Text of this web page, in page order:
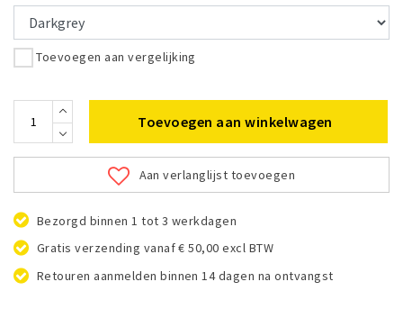
Toevoegen aan vergelijking
Toevoegen aan winkelwagen
Aan verlanglijst toevoegen
Bezorgd binnen 1 tot 3 werkdagen
Gratis verzending vanaf € 50,00 excl BTW
Retouren aanmelden binnen 14 dagen na ontvangst